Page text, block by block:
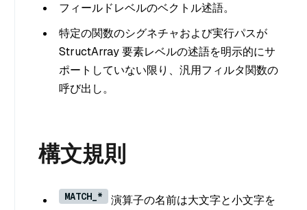
フィールドレベルのベクトル述語。
特定の関数のシグネチャおよび実行パスが
StructArray 要素レベルの述語を明示的にサ
ポートしていない限り、汎用フィルタ関数の
呼び出し。
構文規則
MATCH_*
演算子の名前は大文字と小文字を